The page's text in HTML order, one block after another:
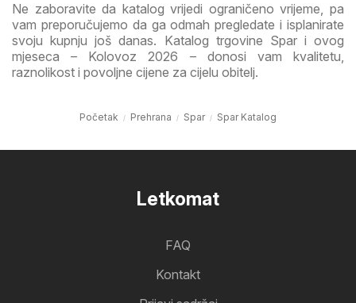
Ne zaboravite da katalog vrijedi ograničeno vrijeme, pa
vam preporučujemo da ga odmah pregledate i isplanirate
svoju kupnju još danas. Katalog trgovine Spar i ovog
mjeseca – Kolovoz 2026 – donosi vam kvalitetu,
raznolikost i povoljne cijene za cijelu obitelj.
Početak Prehrana Spar Spar Katalog
Letkomat
FAQ
Kontakt